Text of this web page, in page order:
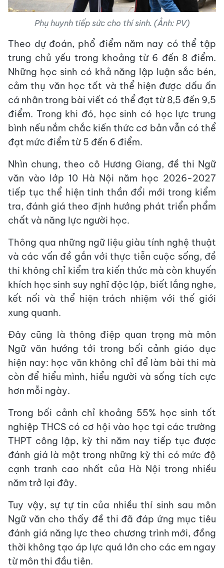
Phụ huynh tiếp sức cho thí sinh. (Ảnh: PV)
Theo dự đoán, phổ điểm năm nay có thể tập
trung chủ yếu trong khoảng từ 6 đến 8 điểm.
Những học sinh có khả năng lập luận sắc bén,
cảm thụ văn học tốt và thể hiện được dấu ấn
cá nhân trong bài viết có thể đạt từ 8,5 đến 9,5
điểm. Trong khi đó, học sinh có học lực trung
bình nếu nắm chắc kiến thức cơ bản vẫn có thể
đạt mức điểm từ 5 đến 6 điểm.
Nhìn chung, theo cô Hương Giang, đề thi Ngữ
văn vào lớp 10 Hà Nội năm học 2026-2027
tiếp tục thể hiện tinh thần đổi mới trong kiểm
tra, đánh giá theo định hướng phát triển phẩm
chất và năng lực người học.
Thông qua những ngữ liệu giàu tính nghệ thuật
và các vấn đề gắn với thực tiễn cuộc sống, đề
thi không chỉ kiểm tra kiến thức mà còn khuyến
khích học sinh suy nghĩ độc lập, biết lắng nghe,
kết nối và thể hiện trách nhiệm với thế giới
xung quanh.
Đây cũng là thông điệp quan trọng mà môn
Ngữ văn hướng tới trong bối cảnh giáo dục
hiện nay: học văn không chỉ để làm bài thi mà
còn để hiểu mình, hiểu người và sống tích cực
hơn mỗi ngày.
Trong bối cảnh chỉ khoảng 55% học sinh tốt
nghiệp THCS có cơ hội vào học tại các trường
THPT công lập, kỳ thi năm nay tiếp tục được
đánh giá là một trong những kỳ thi có mức độ
cạnh tranh cao nhất của Hà Nội trong nhiều
năm trở lại đây.
Tuy vậy, sự tự tin của nhiều thí sinh sau môn
Ngữ văn cho thấy đề thi đã đáp ứng mục tiêu
đánh giá năng lực theo chương trình mới, đồng
thời không tạo áp lực quá lớn cho các em ngay
từ môn thi đầu tiên.